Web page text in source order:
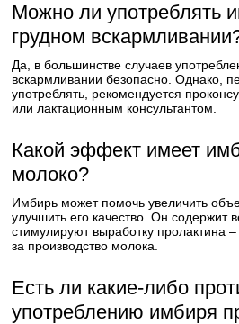
Можно ли употреблять
грудном
Да, в большинстве случаев
вскармливании безопасно. Однако,
употреблять, рекомендуется
или лактационным консультантом.
Какой эффект имеет
молоко?
Имбирь может помочь увеличить
улучшить его качество. Он содержит
стимулируют выработку пролактина
за производство молока.
Есть ли какие-либо
употреблению имбиря